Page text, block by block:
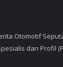
Otomotif
dan Profil